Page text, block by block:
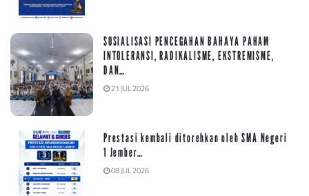
SOSIALISASI PENCEGAHAN BAHAYA PAHAM
INTOLERANSI, RADIKALISME, EKSTREMISME,
DAN…
21 JUL 2026
Prestasi kembali ditorehkan oleh SMA Negeri
1 Jember…
08 JUL 2026